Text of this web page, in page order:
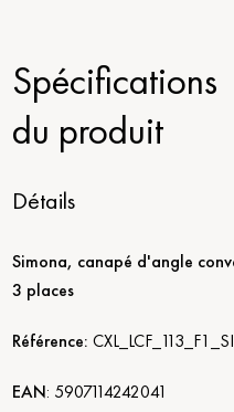
Spécifications
du produit
Détails
Simona, canapé d'angle
3 places
Référence:
EAN: 5907114242041